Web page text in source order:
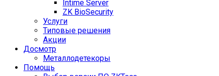
Intime Server
ZK BioSecurity
Услуги
Типовые решения
Акции
Досмотр
Металлодетекоры
Помощь